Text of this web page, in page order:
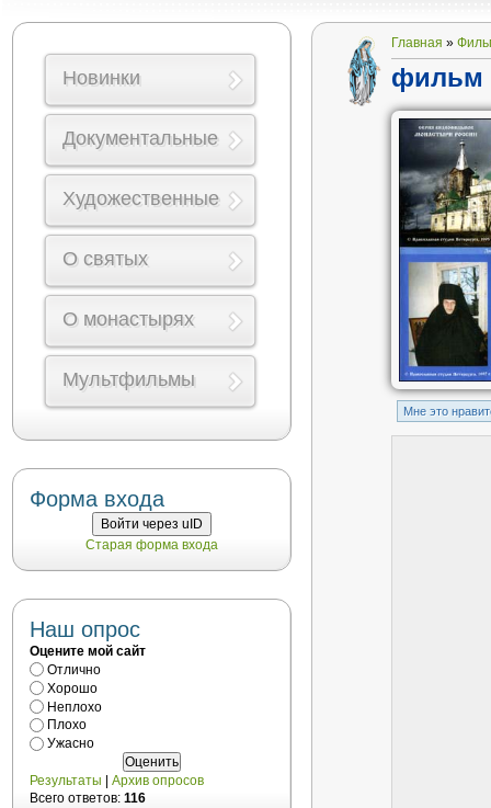
Главная »
фильм
Mне это
Новинки
Документальные
Художественные
О святых
О монастырях
Мультфильмы
Форма входа
Войти через uID
Старая форма входа
Наш опрос
Оцените мой сайт
Отлично
Хорошо
Неплохо
Плохо
Ужасно
Результаты
Архив опросов
Всего ответов: 116